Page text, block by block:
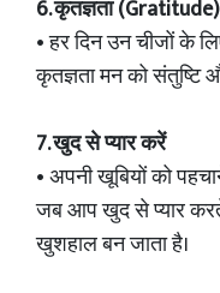
6. कृतज्ञता
• हर दिन उन चीजों के
कृतज्ञता मन को संतुष्टि
7. खुद से प्यार करें
• अपनी खूबियों को
जब आप खुद से प्यार
खुशहाल बन जाता है।